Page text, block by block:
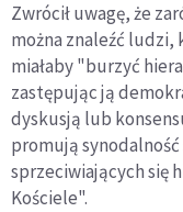
Zwrócił uwagę, że
można znaleźć ludzi,
miałaby "burzyć
zastępując ją
dyskusją lub
promują
sprzeciwiających się
Kościele".